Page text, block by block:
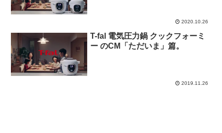
2020.10.26
T-fal 電気圧力鍋 クックフォーミ
ー のCM「ただいま」篇。
2019.11.26